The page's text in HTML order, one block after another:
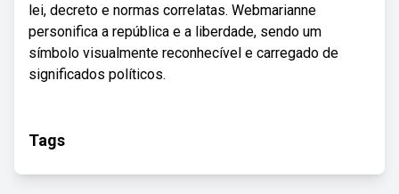
lei, decreto e normas correlatas. Webmarianne
personifica a república e a liberdade, sendo um
símbolo visualmente reconhecível e carregado de
significados políticos.
Tags